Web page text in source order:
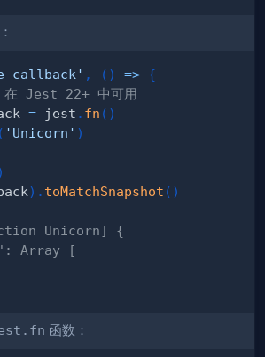
callback' , ( ) => {
在 Jest 22+ 中可用
= jest . fn ( )
( 'Unicorn' )
) . toMatchSnapshot ( )
Unicorn] {
Array [
函数：